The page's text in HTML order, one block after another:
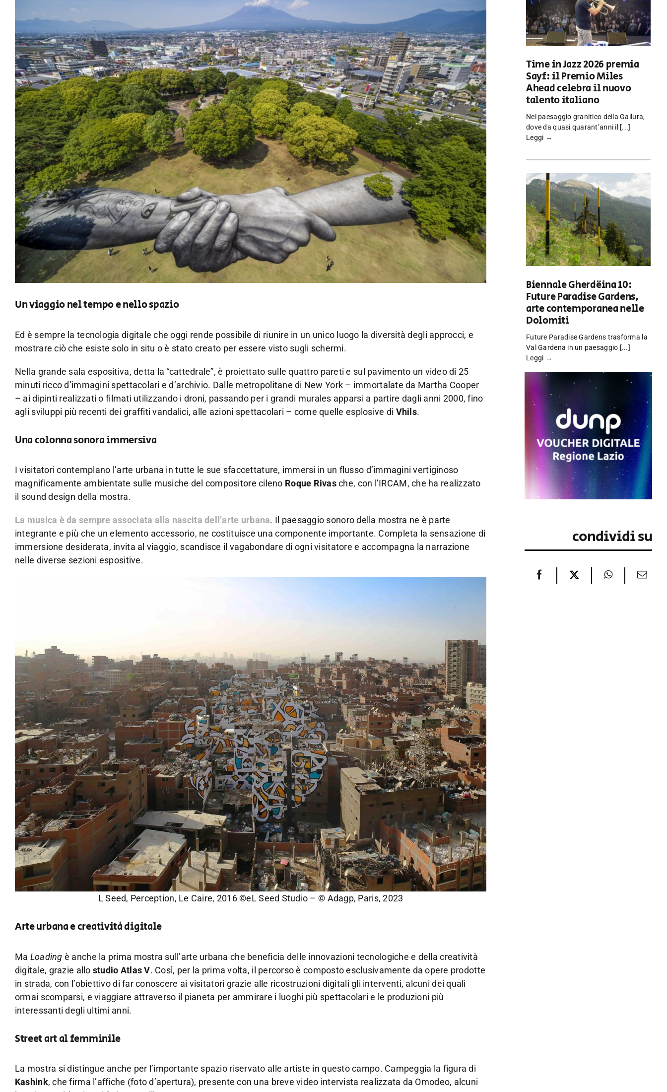
Un viaggio nel tempo e nello spazio
Ed è sempre la tecnologia digitale che oggi rende possibile di riunire in un unico luogo la diversità degli approcci, e
mostrare ciò che esiste solo in situ o è stato creato per essere visto sugli schermi.
Nella grande sala espositiva, detta la “cattedrale”, è proiettato sulle quattro pareti e sul pavimento un video di 25
minuti ricco d’immagini spettacolari e d’archivio. Dalle metropolitane di New York – immortalate da Martha Cooper
– ai dipinti realizzati o filmati utilizzando i droni, passando per i grandi murales apparsi a partire dagli anni 2000, fino
agli sviluppi più recenti dei graffiti vandalici, alle azioni spettacolari – come quelle esplosive di Vhils.
Una colonna sonora immersiva
I visitatori contemplano l’arte urbana in tutte le sue sfaccettature, immersi in un flusso d’immagini vertiginoso
magnificamente ambientate sulle musiche del compositore cileno Roque Rivasche, con l’IRCAM, che ha realizzato
il sound design della mostra.
La musica è da sempre associata alla nascita dell’arte urbana. Il paesaggio sonoro della mostra ne è parte
integrante e più che un elemento accessorio, ne costituisce una componente importante. Completa la sensazione di
immersione desiderata, invita al viaggio, scandisce il vagabondare di ogni visitatore e accompagna la narrazione
nelle diverse sezioni espositive.
L Seed, Perception, Le Caire, 2016 ©eL Seed Studio – © Adagp, Paris, 2023
Arte urbana e creatività digitale
Ma Loading è anche la prima mostra sull’arte urbana che beneficia delle innovazioni tecnologiche e della creatività
digitale, grazie allo studio Atlas V. Così, per la prima volta, il percorso è composto esclusivamente da opere prodotte
in strada, con l’obiettivo di far conoscere ai visitatori grazie alle ricostruzioni digitali gli interventi, alcuni dei quali
ormai scomparsi, e viaggiare attraverso il pianeta per ammirare i luoghi più spettacolari e le produzioni più
interessanti degli ultimi anni.
Street art al femminile
La mostra si distingue anche per l’importante spazio riservato alle artiste in questo campo. Campeggia la figura di
Kashink, che firma l’affiche (foto d’apertura), presente con una breve video intervista realizzata da Omodeo, alcuni
Time in Jazz 2026 premia
Sayf: il Premio Miles
Ahead celebra il nuovo
talento italiano
Nel paesaggio granitico della Gallura,
dove da quasi quarant’anni il [...]
Leggi →
Biennale Gherdëina 10:
Future Paradise Gardens,
arte contemporanea nelle
Dolomiti
Future Paradise Gardens trasforma la
Val Gardena in un paesaggio [...]
Leggi →
condividi su